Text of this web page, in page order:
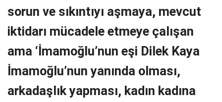
sorun ve sıkıntıyı aşmaya, mevcut
iktidarı mücadele etmeye çalışan
ama ‘İmamoğlu’nun eşi Dilek Kaya
İmamoğlu’nun yanında olması,
arkadaşlık yapması, kadın kadına